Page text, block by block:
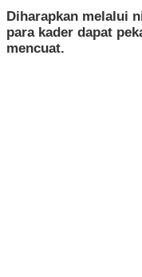
Diharapkan melalui
para kader dapat
mencuat.